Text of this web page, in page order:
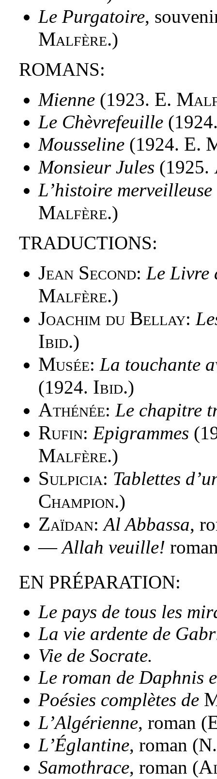
Le Purgatoire,
Malfère.)
ROMANS:
Mienne (1923. E.
Le Chèvrefeuille
Mousseline (1924. E.
Monsieur Jules (1925.
L’histoire
Malfère.)
TRADUCTIONS:
Jean Second:Le Livre
Malfère.)
Joachim du Bellay:
Ibid.)
Musée:La touchante
(1924. Ibid.)
Athénée:Le chapitre
Rufin:Epigrammes
Malfère.)
Sulpicia: Tablettes
Champion.)
Zaïdan:Al Abbassa,
—Allah veuille!
EN PRÉPARATION:
Le pays de tous les
La vie ardente de
Vie de Socrate.
Le roman de Daphnis
Poésies complètes de
L’Algérienne, roman (
L’Églantine, roman
Samothrace, roman (